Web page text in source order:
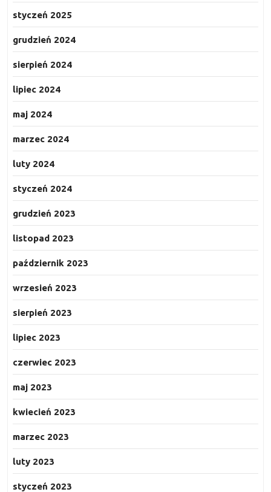
styczeń 2025
grudzień 2024
sierpień 2024
lipiec 2024
maj 2024
marzec 2024
luty 2024
styczeń 2024
grudzień 2023
listopad 2023
październik 2023
wrzesień 2023
sierpień 2023
lipiec 2023
czerwiec 2023
maj 2023
kwiecień 2023
marzec 2023
luty 2023
styczeń 2023